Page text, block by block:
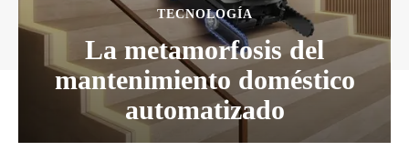
TECNOLOGÍA
La metamorfosis del
mantenimiento doméstico
automatizado